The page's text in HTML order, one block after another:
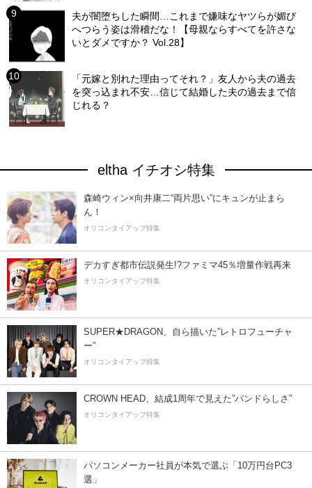
夫が闇堕ちした瞬間…これまで嫌味なヤツらが媚び
へつらう姿は滑稽だな！【母親ならすべてを許さな
いとダメですか？ Vol.28】
「元嫁と別れた理由ってそれ？」友人から夫の過去
を突っ込まれ不安…信じて結婚した夫の過去まで信
じれる？
eltha イチオシ特集
森崎ウィン×向井康二“両片思い”にキュンが止まら
ん！
オリコンタイアップ特集
デカすぎ都市伝説発生!?ファミマ45％増量作戦再来
オリコンタイアップ特集
SUPER★DRAGON、自ら描いた”レトロフューチャ
ー”
オリコンタイアップ特集
CROWN HEAD、結成1周年で見えた”バンドらしさ”
オリコンタイアップ特集
パソコンメーカー社員が本気で選ぶ「10万円台PC3
選」